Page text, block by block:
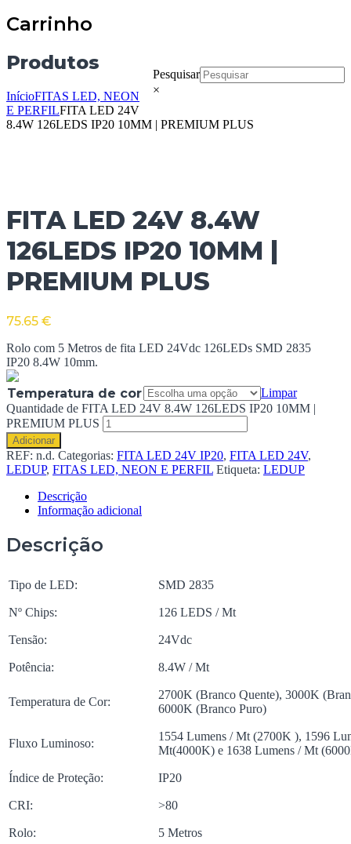
Carrinho
Pesquisar
×
Produtos
InícioFITAS LED, NEON
E PERFILFITA LED 24V
8.4W 126LEDS IP20 10MM | PREMIUM PLUS
FITA LED 24V 8.4W
126LEDS IP20 10MM |
PREMIUM PLUS
75.65 €
Rolo com 5 Metros de fita LED 24Vdc 126LEDs SMD 2835
IP20 8.4W 10mm.
Temperatura de cor
Limpar
Quantidade de FITA LED 24V 8.4W 126LEDS IP20 10MM |
PREMIUM PLUS
Adicionar
REF: n.d. Categorias: FITA LED 24V IP20, FITA LED 24V,
LEDUP, FITAS LED, NEON E PERFIL Etiqueta: LEDUP
Descrição
Informação adicional
Descrição
Tipo de LED: SMD 2835
Nº Chips: 126 LEDS / Mt
Tensão: 24Vdc
Potência: 8.4W / Mt
Temperatura de Cor:
2700K (Branco Quente), 3000K
6000K (Branco Puro)
Fluxo Luminoso:
1554 Lumens / Mt (2700K ), 1596
Mt(4000K) e 1638 Lumens / Mt
Índice de Proteção: IP20
CRI: >80
Rolo: 5 Metros